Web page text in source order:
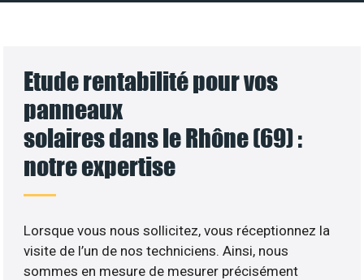
Etude rentabilité pour vos
panneaux
solaires dans le Rhône (69) :
notre expertise
Lorsque vous nous sollicitez, vous réceptionnez la
visite de l’un de nos techniciens. Ainsi, nous
sommes en mesure de mesurer précisément